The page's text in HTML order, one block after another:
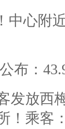
中心附
布：
发放西
！乘客